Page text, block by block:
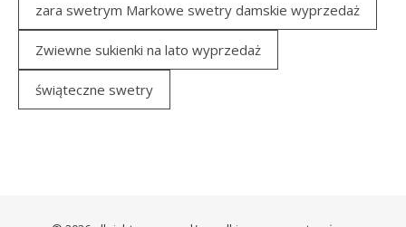
zara swetrym Markowe swetry damskie wyprzedaż
Zwiewne sukienki na lato wyprzedaż
świąteczne swetry